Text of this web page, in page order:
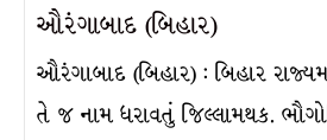
ઔરંગાબાદ (બિહાર)
ઔરંગાબાદ (બિહાર) : બિહાર
તે જ નામ ધરાવતું જિલ્લામથક.